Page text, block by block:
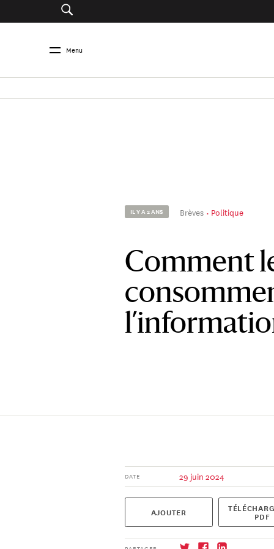
Menu
IL Y A 2 ANS Brèves Politique
Comment
DATE 29 juin 2024
AJOUTER PDF